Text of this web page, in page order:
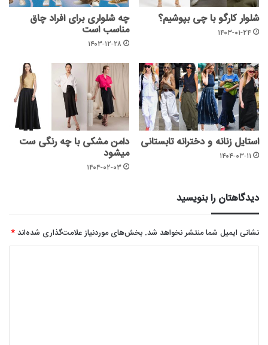
شلوار کارگو با چی بپوشیم؟
۱۴۰۳-۰۱-۲۴
چه شلواری برای افراد چاق
مناسب است
۱۴۰۳-۱۲-۲۸
استایل زنانه و دخترانه تابستانی
۱۴۰۴-۰۳-۱۱
دامن مشکی با چه رنگی ست
میشود
۱۴۰۴-۰۲-۰۳
دیدگاهتان را بنویسید
نشانی ایمیل شما منتشر نخواهد شد. بخش‌های موردنیاز علامت‌گذاری شده‌اند*